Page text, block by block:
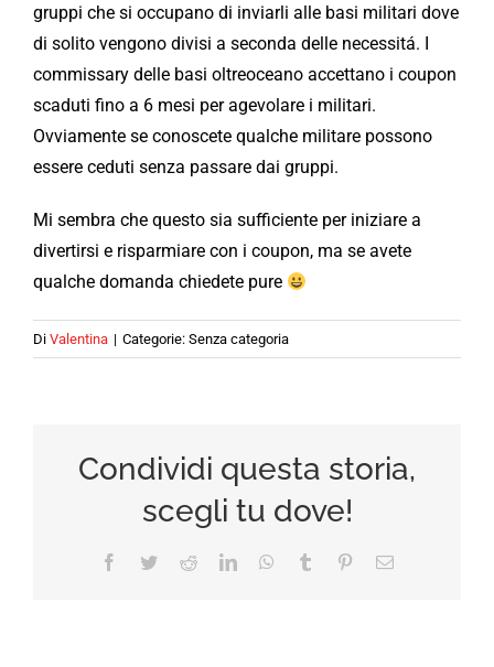
gruppi che si occupano di inviarli alle basi militari dove
di solito vengono divisi a seconda delle necessitá. I
commissary delle basi oltreoceano accettano i coupon
scaduti fino a 6 mesi per agevolare i militari.
Ovviamente se conoscete qualche militare possono
essere ceduti senza passare dai gruppi.
Mi sembra che questo sia sufficiente per iniziare a
divertirsi e risparmiare con i coupon, ma se avete
qualche domanda chiedete pure
Di Valentina | Categorie: Senza categoria
Condividi questa storia,
scegli tu dove!
Facebook
TwitterRedditLinkedInWhatsApp
Tumblr PinterestEmail